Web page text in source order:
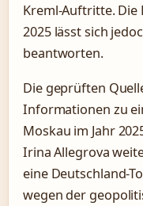
Kreml-Auftritte. Die
2025 lässt sich
beantworten.
Die geprüften
Informationen zu
Moskau im Jahr
Irina Allegrova
eine Deutschland-
wegen der